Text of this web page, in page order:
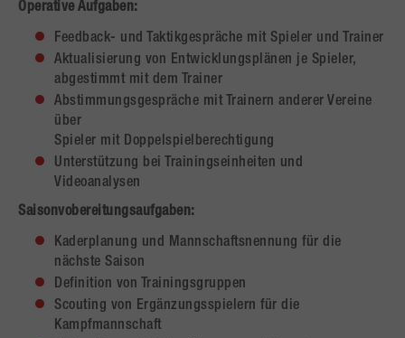
Operative Aufgaben:
Feedback- und Taktikgespräche mit Spieler und Trainer
Aktualisierung von Entwicklungsplänen je Spieler,
abgestimmt mit dem Trainer
Abstimmungsgespräche mit Trainern anderer Vereine
über
Spieler mit Doppelspielberechtigung
Unterstützung bei Trainingseinheiten und
Videoanalysen
Saisonvobereitungsaufgaben:
Kaderplanung und Mannschaftsnennung für die
nächste Saison
Definition von Trainingsgruppen
Scouting von Ergänzungsspielern für die
Kampfmannschaft